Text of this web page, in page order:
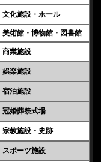
文化施設・ホール
美術館・博物館・図書館
商業施設
娯楽施設
宿泊施設
冠婚葬祭式場
宗教施設・史跡
スポーツ施設